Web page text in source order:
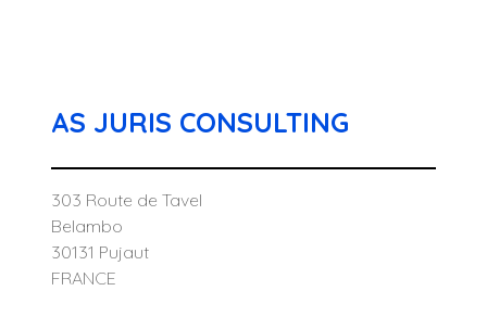
AS JURIS CONSULTING
303 Route de Tavel
Belambo
30131 Pujaut
FRANCE